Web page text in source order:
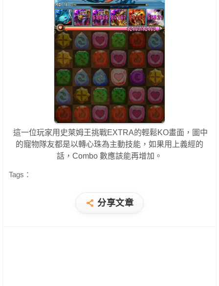
這一位玩家用史萊姆王挑戰EXTRA的輕鬆KO畫面，圖中
的寵物隊友都是以轉心珠為主動技能，如果用上義經的
話，Combo 數應該能再增加。
Tags：
分享文章